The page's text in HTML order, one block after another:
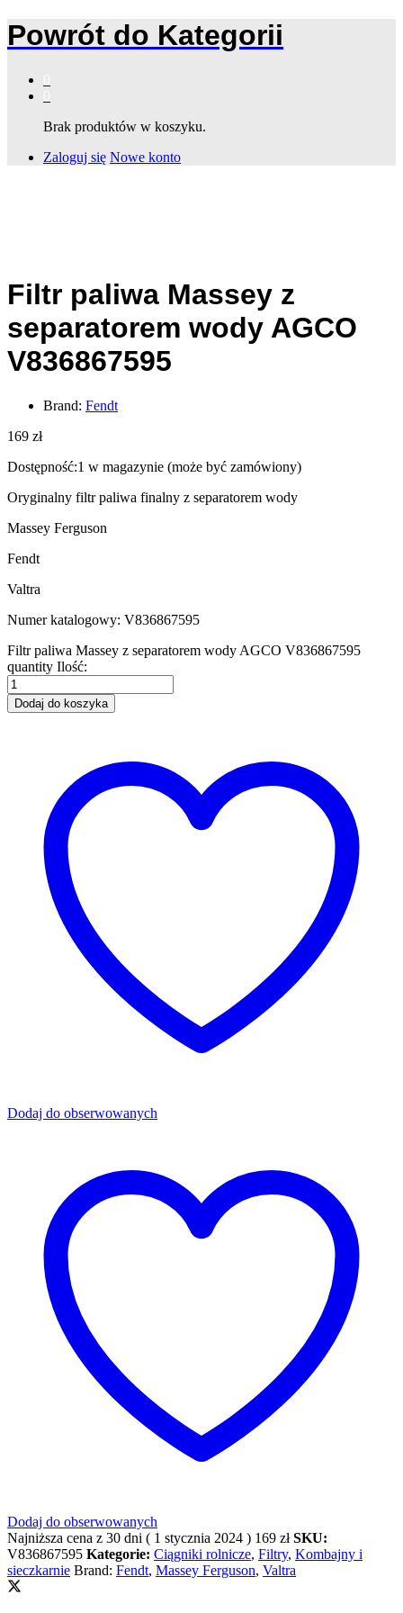
Powrót do Kategorii
Brak produktów w koszyku.
Zaloguj się Nowe konto
Filtr paliwa Massey z
separatorem wody AGCO
V836867595
Brand: Fendt
169 zł
Dostępność:1 w magazynie (może być zamówiony)
Oryginalny filtr paliwa finalny z separatorem wody
Massey Ferguson
Fendt
Valtra
Numer katalogowy: V836867595
Filtr paliwa Massey z separatorem wody AGCO V836867595
quantity Ilość:
Dodaj do koszyka
Dodaj do obserwowanych
Dodaj do obserwowanych
Najniższa cena z 30 dni ( 1 stycznia 2024 ) 169 zł SKU:
V836867595 Kategorie: Ciągniki rolnicze, Filtry, Kombajny i
sieczkarnie Brand: Fendt, Massey Ferguson, Valtra